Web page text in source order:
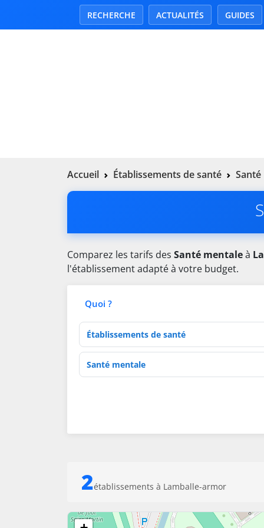
RECHERCHE ACTUALITÉS GUIDES
Accueil Établissements de santé
Comparez les tarifs des Santé mentaleà
l'établissement adapté à votre budget.
Quoi ?
Type d'établissement
Activités de soins
2établissements à Lamballe-armor